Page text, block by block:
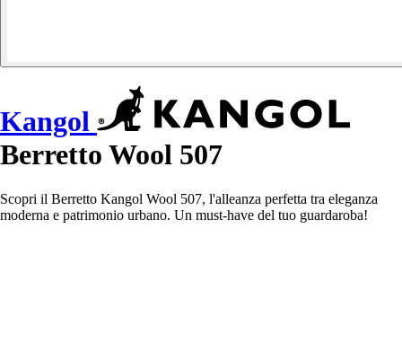
Kangol
Berretto Wool 507
Scopri il Berretto Kangol Wool 507, l'alleanza perfetta tra eleganza
moderna e patrimonio urbano. Un must-have del tuo guardaroba!